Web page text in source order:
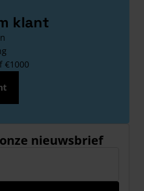
klant
€1000
nieuwsbrief